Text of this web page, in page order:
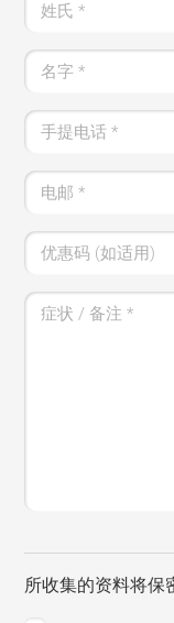
姓氏*
名字*
手提电话*
电邮*
优惠码 (如适用)
症状 / 备注*
所收集的资料将保